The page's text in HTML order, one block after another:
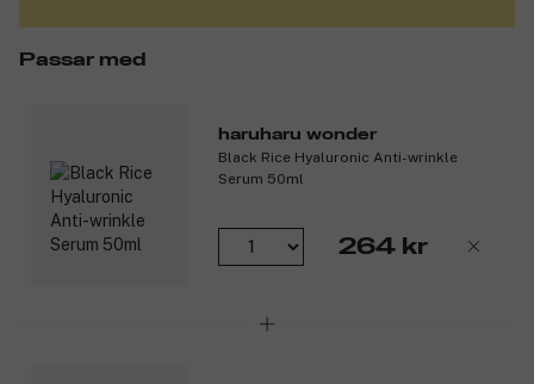
lösningar som inte sker på bekostnad av huden.
Produktnummer: 3288239
Passar med
haruharu wonder
Black Rice Hyaluronic Anti-wrinkle
Serum 50ml
264 kr